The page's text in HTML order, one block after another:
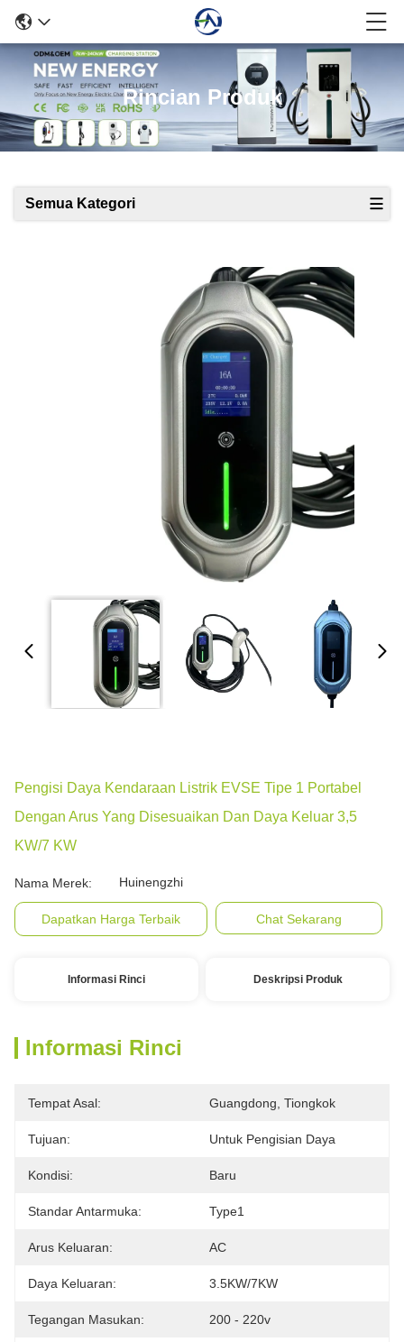
Rincian Produk
Semua Kategori
Pengisi Daya Kendaraan Listrik EVSE Tipe 1 Portabel
Dengan Arus Yang Disesuaikan Dan Daya Keluar 3,5
KW/7 KW
Nama Merek: Huinengzhi
Dapatkan Harga Terbaik Chat Sekarang
Informasi Rinci Deskripsi Produk
Informasi Rinci
Tempat Asal: Guangdong, Tiongkok
Tujuan: Untuk Pengisian Daya
Kondisi: Baru
Standar Antarmuka: Type1
Arus Keluaran: AC
Daya Keluaran: 3.5KW/7KW
Tegangan Masukan: 200 - 220v